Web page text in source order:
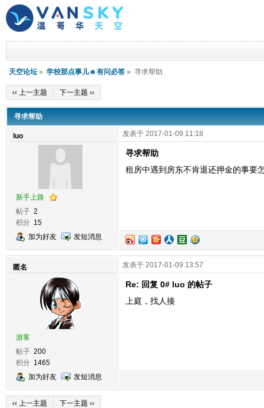
天空论坛 » 学校那点事儿☻有问必答 » 寻求帮助
‹‹ 上一主题 下一主题 ››
寻求帮助
luo
新手上路
帖子 2
积分 15
加为好友
发短消息
发表于 2017-01-09 11:18
寻求帮助
租房中遇到房东不肯退还押金的事要
匿名
游客
帖子 200
积分 1465
加为好友
发短消息
发表于 2017-01-09 13:57
Re: 回复 0# luo 的帖子
上庭，找人揍
‹‹ 上一主题 下一主题 ››